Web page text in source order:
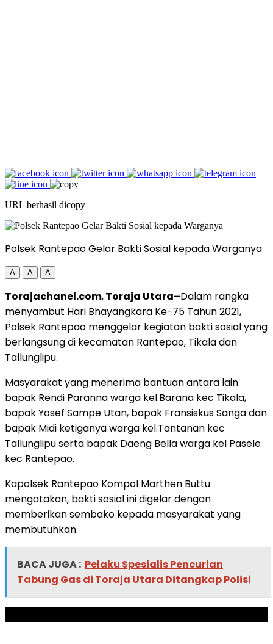
URL berhasil dicopy
Polsek Rantepao Gelar Bakti Sosial kepada Warganya
A A A
Torajachanel.com,Toraja Utara–Dalam rangka
menyambut Hari Bhayangkara Ke-75 Tahun 2021,
Polsek Rantepao menggelar kegiatan bakti sosial yang
berlangsung di kecamatan Rantepao, Tikala dan
Tallunglipu.
Masyarakat yang menerima bantuan antara lain
bapak Rendi Paranna warga kel.Barana kec Tikala,
bapak Yosef Sampe Utan, bapak Fransiskus Sanga dan
bapak Midi ketiganya warga kel.Tantanan kec
Tallunglipu serta bapak Daeng Bella warga kel Pasele
kec Rantepao.
Kapolsek Rantepao Kompol Marthen Buttu
mengatakan, bakti sosial ini digelar dengan
memberikan sembako kepada masyarakat yang
membutuhkan.
BACA JUGA : Pelaku Spesialis Pencurian
Tabung Gas di Toraja Utara Ditangkap Polisi